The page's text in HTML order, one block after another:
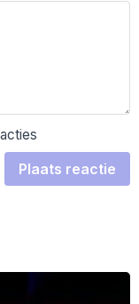
Plaats reactie